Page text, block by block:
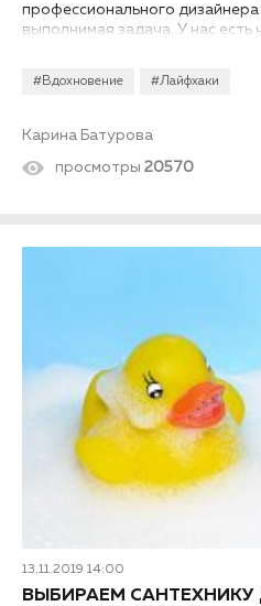
#Вдохновение #Лайфхаки
профессионального
выполнимая задача. У нас есть
<br>
Карина Батурова
просмотры 20570
13.11.2019 14:00
ВЫБИРАЕМ